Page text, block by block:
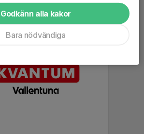
Godkänn alla kakor
Bara nödvändiga